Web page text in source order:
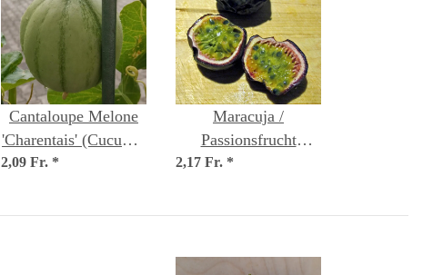
Cantaloupe Melone
'Charentais' (Cucumis
melo) Samen
2,09 Fr. *
Maracuja /
Passionsfrucht
(Passiflora edulis)
2,17 Fr. *